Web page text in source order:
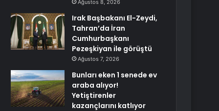
Ağustos 8, 2026
Irak Başbakanı El-Zeydi,
Tahran’da İran
Cumhurbaşkanı
Pezeşkiyan ile görüştü
Ağustos 7, 2026
Bunları eken 1 senede ev
araba alıyor!
Yetiştirenler
kazançlarını katlıyor